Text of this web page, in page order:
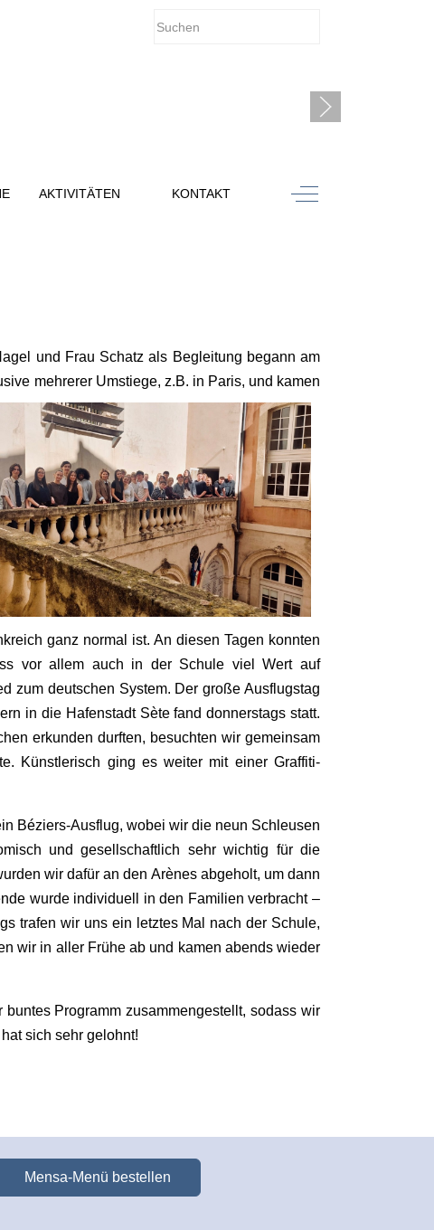
AKTIVITÄTEN KONTAKT Off-Canvas Toggle
und Frau Schatz als Begleitung begann am
mehrerer Umstiege, z.B. in Paris, und kamen
ganz normal ist. An diesen Tagen konnten
vor allem auch in der Schule viel Wert auf
zum deutschen System. Der große Ausflugstag
in die Hafenstadt Sète fand donnerstags statt.
erkunden durften, besuchten wir gemeinsam
Künstlerisch ging es weiter mit einer Graffiti-
Béziers-Ausflug, wobei wir die neun Schleusen
und gesellschaftlich sehr wichtig für die
wir dafür an den Arènes abgeholt, um dann
wurde individuell in den Familien verbracht –
trafen wir uns ein letztes Mal nach der Schule,
wir in aller Frühe ab und kamen abends wieder
Programm zusammengestellt, sodass wir
sich sehr gelohnt!
Mensa-Menü bestellen